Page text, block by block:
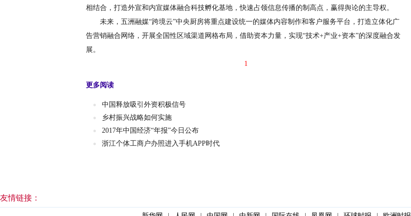
相结合，打造外宣和内宣媒体融合科技孵化基地，快速占领信息传播的制高点，赢得舆论的主导权。
未来，五洲融媒“跨境云”中央厨房将重点建设统一的媒体内容制作和客户服务平台，打造立体化广
告营销融合网络，开展全国性区域渠道网格布局，借助资本力量，实现“技术+产业+资本”的深度融合发
展。
1
更多阅读
中国释放吸引外资积极信号
乡村振兴战略如何实施
2017年中国经济“年报”今日公布
浙江个体工商户办照进入手机APP时代
友情链接：